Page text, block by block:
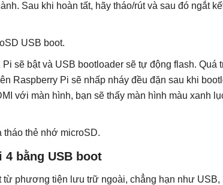
Sau khi hoàn tất, hãy tháo/rút và sau đó ngắt
USB boot.
sẽ bật và USB bootloader sẽ tự động flash. Quá
Raspberry Pi sẽ nhấp nháy đều đặn sau khi
với màn hình, bạn sẽ thấy màn hình màu xanh
tháo thẻ nhớ microSD.
4 bằng USB boot
từ phương tiện lưu trữ ngoài, chẳng hạn như USB,